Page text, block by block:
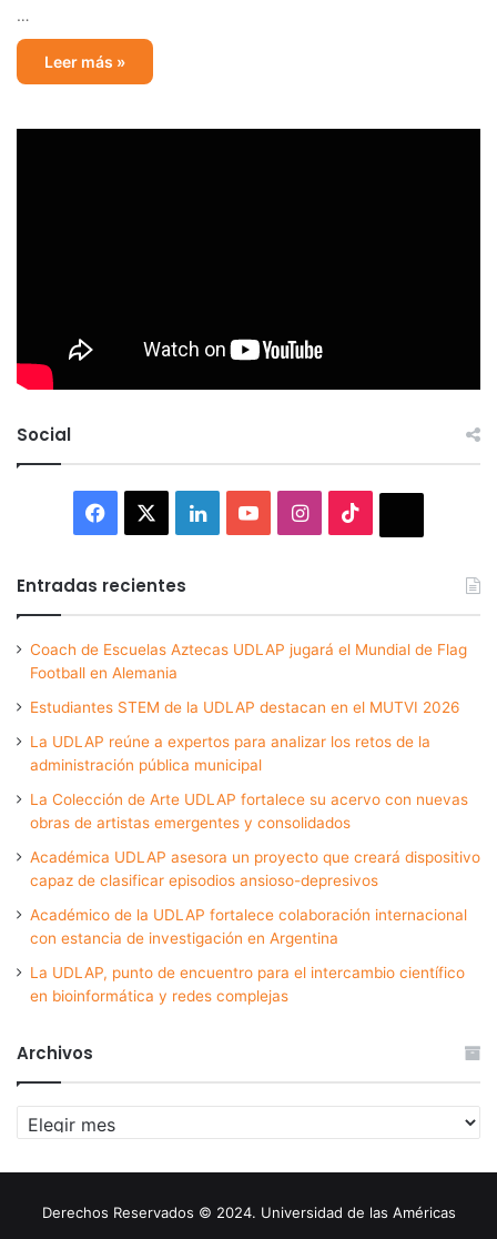
…
Leer más »
Social
Facebook LinkedInYouTubeInstagram
Entradas recientes
Coach de Escuelas Aztecas UDLAP jugará el Mundial de Flag
Football en Alemania
Estudiantes STEM de la UDLAP destacan en el MUTVI 2026
La UDLAP reúne a expertos para analizar los retos de la
administración pública municipal
La Colección de Arte UDLAP fortalece su acervo con nuevas
obras de artistas emergentes y consolidados
Académica UDLAP asesora un proyecto que creará dispositivo
capaz de clasificar episodios ansioso-depresivos
Académico de la UDLAP fortalece colaboración internacional
con estancia de investigación en Argentina
La UDLAP, punto de encuentro para el intercambio científico
en bioinformática y redes complejas
Archivos
Archivos
Derechos Reservados © 2024. Universidad de las Américas